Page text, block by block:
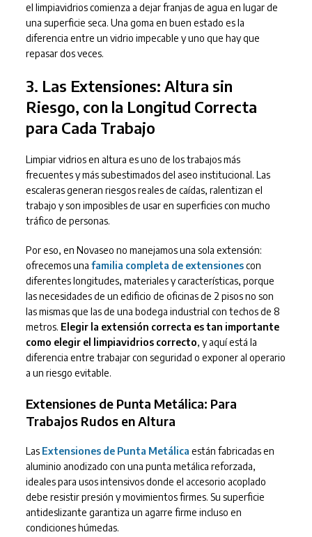
el limpiavidrios comienza a dejar franjas de agua en lugar de
una superficie seca. Una goma en buen estado es la
diferencia entre un vidrio impecable y uno que hay que
repasar dos veces.
3. Las Extensiones: Altura sin
Riesgo, con la Longitud Correcta
para Cada Trabajo
Limpiar vidrios en altura es uno de los trabajos más
frecuentes y más subestimados del aseo institucional. Las
escaleras generan riesgos reales de caídas, ralentizan el
trabajo y son imposibles de usar en superficies con mucho
tráfico de personas.
Por eso, en Novaseo no manejamos una sola extensión:
ofrecemos una familia completa de extensionescon
diferentes longitudes, materiales y características, porque
las necesidades de un edificio de oficinas de 2 pisos no son
las mismas que las de una bodega industrial con techos de 8
metros. Elegir la extensión correcta es tan importante
como elegir el limpiavidrios correcto, y aquí está la
diferencia entre trabajar con seguridad o exponer al operario
a un riesgo evitable.
Extensiones de Punta Metálica: Para
Trabajos Rudos en Altura
Las Extensiones de Punta Metálica están fabricadas en
aluminio anodizado con una punta metálica reforzada,
ideales para usos intensivos donde el accesorio acoplado
debe resistir presión y movimientos firmes. Su superficie
antideslizante garantiza un agarre firme incluso en
condiciones húmedas.